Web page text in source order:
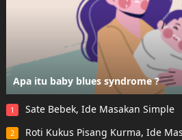
Apa itu baby blues syndrome ?
1 Sate Bebek, Ide Masakan Simple
2 Roti Kukus Pisang Kurma, Ide